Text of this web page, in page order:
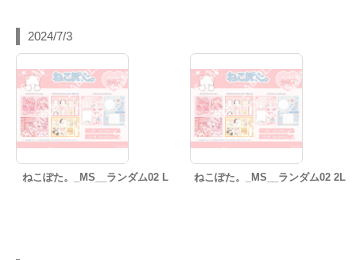
2024/7/3
ねこぽた。_MS__ランダム02 L ねこぽた。_MS__ランダム02 2L